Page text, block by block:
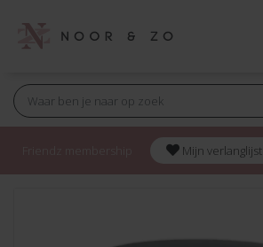
Mijn verlanglijst